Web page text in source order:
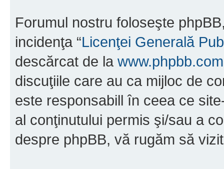
Forumul nostru foloseşte
incidenţa “Licenţei Generală
descărcat de la www.phpbb.com
discuţiile care au ca mijloc de
este responsabill în ceea ce
al conţinutului permis şi/sau a
despre phpBB, vă rugăm să